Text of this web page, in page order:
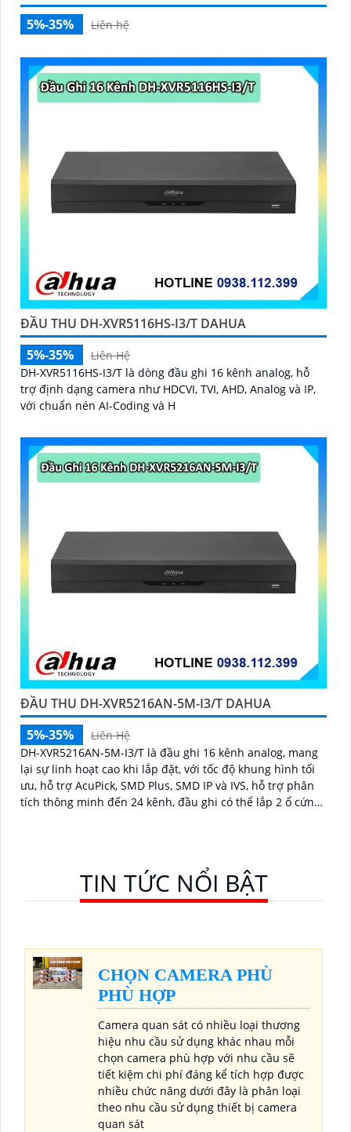
5%-35%
Liên hệ
ĐẦU THU DH-XVR5116HS-I3/T DAHUA
5%-35%
Liên Hệ
DH-XVR5116HS-I3/T là dòng đầu ghi 16 kênh analog, hỗ
trợ định dạng camera như HDCVI, TVI, AHD, Analog và IP,
với chuẩn nén AI-Coding và H
ĐẦU THU DH-XVR5216AN-5M-I3/T DAHUA
5%-35%
Liên Hệ
DH-XVR5216AN-5M-I3/T là đầu ghi 16 kênh analog, mang
lại sự linh hoạt cao khi lắp đặt, với tốc độ khung hình tối
ưu, hỗ trợ AcuPick, SMD Plus, SMD IP và IVS, hỗ trợ phân
tích thông minh đến 24 kênh, đầu ghi có thể lắp 2 ổ cứng
TIN TỨC NỔI BẬT
CHỌN CAMERA PHÙ
PHÙ HỢP
Camera quan sát có nhiều loại thương
hiệu nhu cầu sử dụng khác nhau mỗi
chọn camera phù hợp với nhu cầu sẽ
tiết kiệm chi phí đáng kể tích hợp được
nhiều chức năng dưới đây là phân loại
theo nhu cầu sử dụng thiết bị camera
quan sát